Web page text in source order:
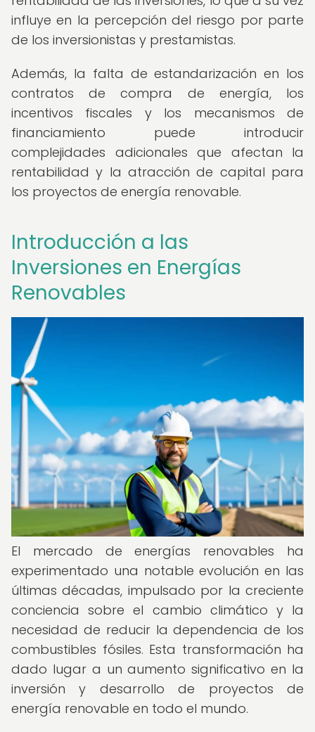
influye en la percepción del riesgo por parte
de los inversionistas y prestamistas.
Además, la falta de estandarización en los
contratos de compra de energía, los
incentivos fiscales y los mecanismos de
financiamiento puede introducir
complejidades adicionales que afectan la
rentabilidad y la atracción de capital para
los proyectos de energía renovable.
Introducción a las
Inversiones en Energías
Renovables
El mercado de energías renovables ha
experimentado una notable evolución en las
últimas décadas, impulsado por la creciente
conciencia sobre el cambio climático y la
necesidad de reducir la dependencia de los
combustibles fósiles. Esta transformación ha
dado lugar a un aumento significativo en la
inversión y desarrollo de proyectos de
energía renovable en todo el mundo.